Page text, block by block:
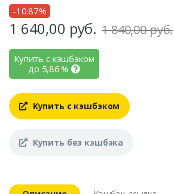
-10.87%
1 640,00 руб. 1 840,00 руб.
Купить с кэшбэком
до 5,86%
Купить с кэшбэком
Купить без кэшбэка